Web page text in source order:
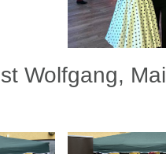
Wolfgang, Mai